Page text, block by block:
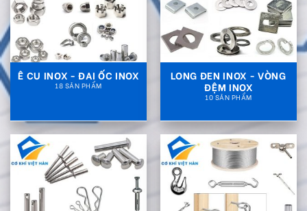
Ê CU INOX - ĐAI ỐC INOX
LONG ĐEN INOX - VÒNG
ĐỆM INOX